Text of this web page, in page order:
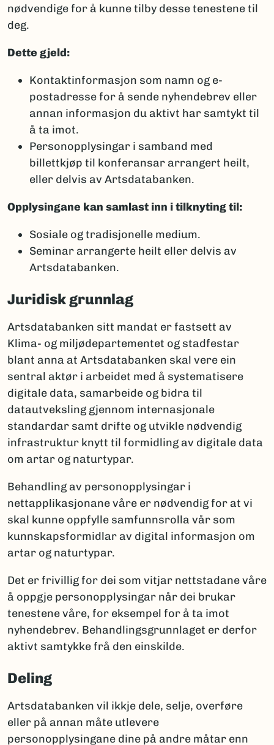
nødvendige for å kunne tilby desse tenestene til
deg.
Dette gjeld:
Kontaktinformasjon som namn og e-
postadresse for å sende nyhendebrev eller
annan informasjon du aktivt har samtykt til
å ta imot.
Personopplysingar i samband med
billettkjøp til konferansar arrangert heilt,
eller delvis av Artsdatabanken.​
Opplysingane kan samlast inn i tilknyting til:
Sosiale og tradisjonelle medium.
Seminar arrangerte heilt eller delvis av
Artsdatabanken.
Juridisk grunnlag
Artsdatabanken sitt mandat er fastsett av
Klima- og miljødepartementet og stadfestar
blant anna at Artsdatabanken skal vere ein
sentral aktør i arbeidet med å systematisere
digitale data, samarbeide og bidra til
datautveksling gjennom internasjonale
standardar samt drifte og utvikle nødvendig
infrastruktur knytt til formidling av digitale data
om artar og naturtypar.
Behandling av personopplysingar i
nettapplikasjonane våre er nødvendig for at vi
skal kunne oppfylle samfunnsrolla vår som
kunnskapsformidlar av digital informasjon om
artar og naturtypar.
Det er frivillig for dei som vitjar nettstadane våre
å oppgje personopplysingar når dei brukar
tenestene våre, for eksempel for å ta imot
nyhendebrev. Behandlingsgrunnlaget er derfor
aktivt samtykke frå den einskilde.
Deling
Artsdatabanken vil ikkje dele, selje, overføre
eller på annan måte utlevere
personopplysingane dine på andre måtar enn